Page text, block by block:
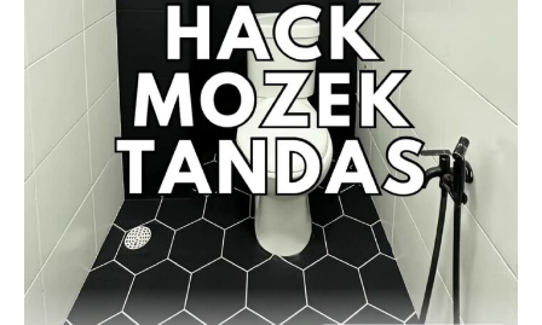
Tip Laman
Hub Ideaktiv
Sentuhan Midas penuh kemewahan dan elegant
untuk kediaman anda.
Rahsia dari IMPIANA, download sekarang di